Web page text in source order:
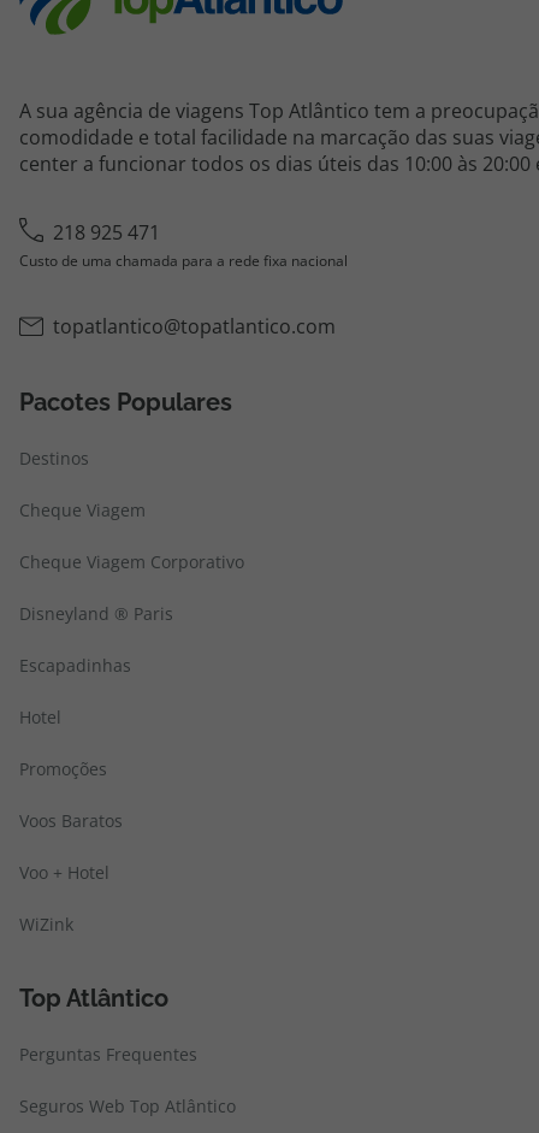
A sua agência de viagens Top Atlântico tem a
comodidade e total facilidade na marcação das suas
center a funcionar todos os dias úteis das 10:00 às 20:00
218 925 471
Custo de uma chamada para a rede fixa nacional
topatlantico@topatlantico.com
Pacotes Populares
Destinos
Cheque Viagem
Cheque Viagem Corporativo
Disneyland ® Paris
Escapadinhas
Hotel
Promoções
Voos Baratos
Voo + Hotel
WiZink
Top Atlântico
Perguntas Frequentes
Seguros Web Top Atlântico